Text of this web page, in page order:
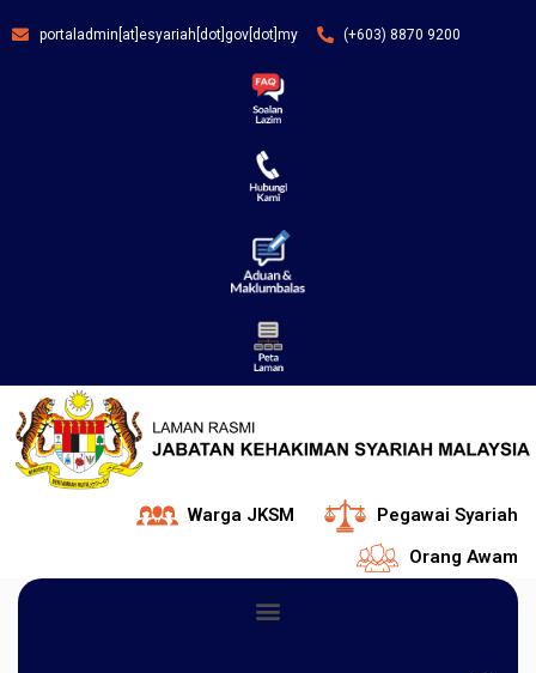
portaladmin[at]esyariah[dot]gov[dot]my (+603) 8870 9200
Warga JKSM
Pegawai Syariah
Orang Awam